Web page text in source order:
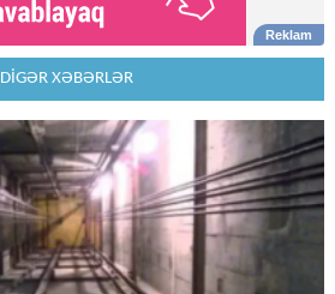
DİGƏR XƏBƏRLƏR